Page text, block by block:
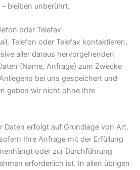
bleiben unberührt.
oder Telefax
Telefon oder Telefax kontaktieren,
aller daraus hervorgehenden
(Name, Anfrage) zum Zwecke
bei uns gespeichert und
geben wir nicht ohne Ihre
Daten erfolgt auf Grundlage von Art.
Ihre Anfrage mit der Erfüllung
oder zur Durchführung
erforderlich ist. In allen übrigen